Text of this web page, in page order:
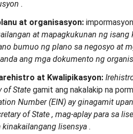
.
at organisasyon: impormasyon
at mapagkukunan ng isang
bumuo ng plano sa negosyo at
ang mga dokumento ng
at Kwalipikasyon:
of State gamit ang nakalakip na
Number (EIN) ay ginagamit
of State , mag-aplay para sa
kinakailangang lisensya .